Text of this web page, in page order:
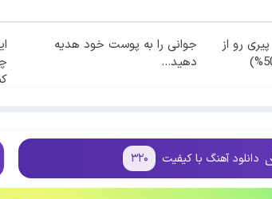
رو از
جوانی را به پوست خود هدیه
دهید...
دانلود آهنگ با کیفیت ۳۲۰